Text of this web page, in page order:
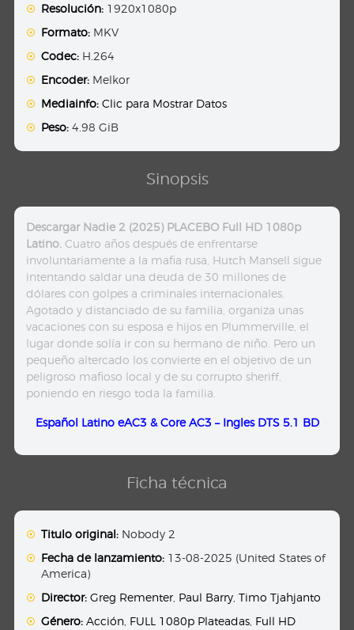
Resolución: 1920x1080p
Formato: MKV
Codec: H.264
Encoder: Melkor
Mediainfo: Clic para Mostrar Datos
Peso: 4.98 GiB
Sinopsis
Descargar Nadie 2 (2025) PLACEBO Full HD 1080p
Latino. Cuatro años después de enfrentarse
involuntariamente a la mafia rusa, Hutch Mansell sigue
intentando saldar una deuda de 30 millones de
dólares con golpes a criminales internacionales.
Agotado y distanciado de su familia, organiza unas
vacaciones con su esposa e hijos en Plummerville, el
lugar donde solía ir con su hermano de niño. Pero un
pequeño altercado los convierte en el objetivo de un
peligroso mafioso local y de su corrupto sheriff,
poniendo en riesgo toda la familia.
Español Latino eAC3 & Core AC3 – Ingles DTS 5.1 BD
Ficha técnica
Titulo original: Nobody 2
Fecha de lanzamiento: 13-08-2025 (United States of
America)
Director: Greg Rementer Paul Barry ,Timo Tjahjanto
Género: Acción FULL 1080p Plateadas Full HD